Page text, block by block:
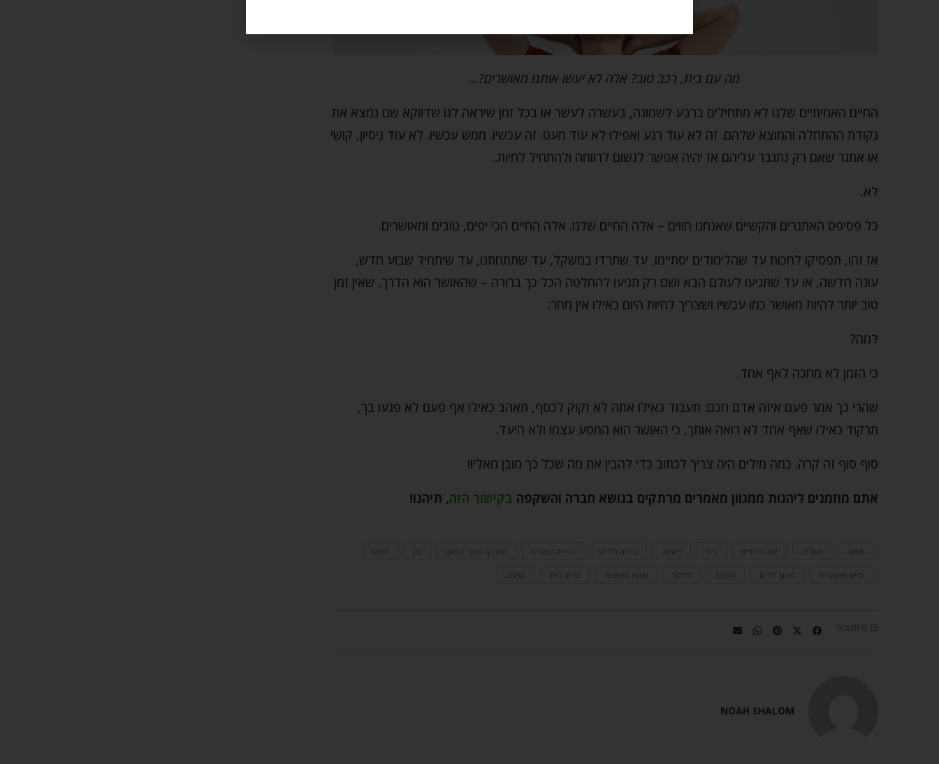
מה עם בית, רכב טוב? אלה לא יעשו אותנו מאושרים?…
החיים האמיתיים שלנו לא מתחילים ברבע לשמונה, בעשרה לעשר או בכל זמן שיראה לנו שדווקא שם נמצא את
נקודת ההתחלה והמוצא שלהם. זה לא עוד רגע ואפילו לא עוד מעט. זה עכשיו. ממש עכשיו. לא עוד ניסיון, קושי
או אתגר שאם רק נתגבר עליהם אז יהיה אפשר לנשום לרווחה ולהתחיל לחיות.
לא.
כל פסיפס האתגרים והקשיים שאנחנו חווים – אלה החיים שלנו. אלה החיים הכי יפים, טובים ומאושרים.
אז זהו, תפסיקו לחכות עד שהלימודים יסתיימו, עד שתרדו במשקל, עד שתתחתנו, עד שיתחיל שבוע חדש,
עונה חדשה, או עד שתגיעו לעולם הבא ושם רק תגיעו להחלטה הכל כך ברורה – שהאושר הוא הדרך, שאין זמן
טוב יותר להיות מאושר כמו עכשיו ושצריך לחיות היום כאילו אין מחר.
למה?
כי הזמן לא מחכה לאף אחד.
שהרי כך אמר פעם איזה אדם חכם: תעבוד כאילו אתה לא זקוק לכסף, תאהב כאילו אף פעם לא פגעו בך,
תרקוד כאילו שאף אחד לא רואה אותך, כי האושר הוא המסע עצמו ולא היעד.
סוף סוף זה קרה. כמה מילים היה צריך לכתוב כדי להבין את מה שכל כך מובן מאליו!
אתם מוזמנים ליהנות ממגוון מאמרים מרתקים בנושא חברה והשקפה בקישור הזה, תיהנו!
אושר אשליה אתגרי חיים בית דיאטה הורים וילדים החיים הטובים המרדף אחרי הכסף זמן חופש
חיים מאושרים חינוך ילדים חתונה לרקוד עצות מעשיות שלום בית שמחה
0 תגובות
NOAH SHALOM